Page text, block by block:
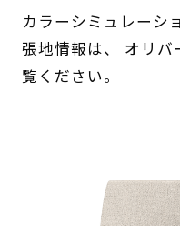
カラーシミュレーシ
張地情報は、 オリバ
覧ください。